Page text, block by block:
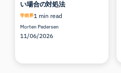
い場合の対処法
学術界1 min read
Morten Pedersen
11/06/2026